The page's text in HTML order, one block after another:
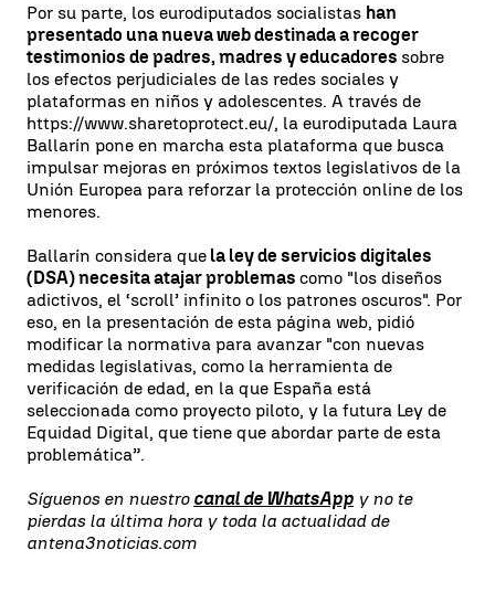
Por su parte, los eurodiputados socialistas han
presentado una nueva web destinada a recoger
testimonios de padres, madres y educadores sobre
los efectos perjudiciales de las redes sociales y
plataformas en niños y adolescentes. A través de
https://www.sharetoprotect.eu/, la eurodiputada Laura
Ballarín pone en marcha esta plataforma que busca
impulsar mejoras en próximos textos legislativos de la
Unión Europea para reforzar la protección online de los
menores.
Ballarín considera que la ley de servicios digitales
(DSA) necesita atajar problemas como "los diseños
adictivos, el ‘scroll’ infinito o los patrones oscuros". Por
eso, en la presentación de esta página web, pidió
modificar la normativa para avanzar "con nuevas
medidas legislativas, como la herramienta de
verificación de edad, en la que España está
seleccionada como proyecto piloto, y la futura Ley de
Equidad Digital, que tiene que abordar parte de esta
problemática”.
Síguenos en nuestro canal de WhatsApp y no te
pierdas la última hora y toda la actualidad de
antena3noticias.com